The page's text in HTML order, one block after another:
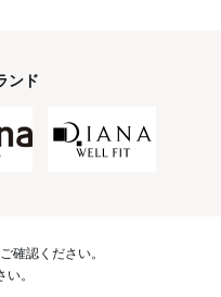
ンド
確認ください。
。